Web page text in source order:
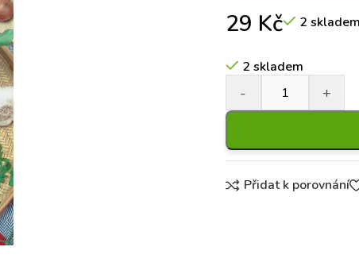
29 Kč 2 skladem
2 skladem
Přidat k porovnání